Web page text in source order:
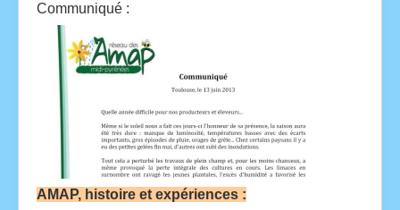
Communiqué :
AMAP, histoire et expériences :